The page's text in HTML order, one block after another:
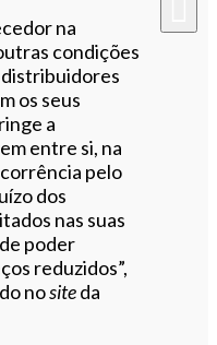
na
condições
os seus
a
entre si, na
pelo
dos
nas suas
poder
reduzidos”,
nositeda